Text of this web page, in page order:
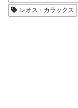
レオス・カラックス